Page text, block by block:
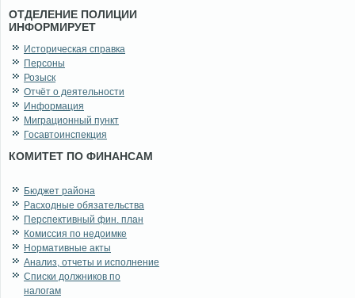
ОТДЕЛЕНИЕ ПОЛИЦИИ
ИНФОРМИРУЕТ
Историческая справка
Персоны
Розыск
Отчёт о деятельности
Информация
Миграционный пункт
Госавтоинспекция
КОМИТЕТ ПО ФИНАНСАМ
Бюджет района
Расходные обязательства
Перспективный фин. план
Комиссия по недоимке
Нормативные акты
Анализ, отчеты и исполнение
Списки должников по
налогам